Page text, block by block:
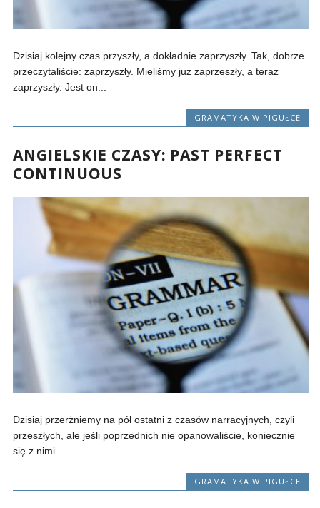
Dzisiaj kolejny czas przyszły, a dokładnie zaprzyszły. Tak, dobrze
przeczytaliście: zaprzyszły. Mieliśmy już zaprzeszły, a teraz
zaprzyszły. Jest on...
GRAMATYKA W PIGUŁCE
ANGIELSKIE CZASY: PAST PERFECT
CONTINUOUS
Dzisiaj przerżniemy na pół ostatni z czasów narracyjnych, czyli
przeszłych, ale jeśli poprzednich nie opanowaliście, koniecznie
się z nimi...
GRAMATYKA W PIGUŁCE